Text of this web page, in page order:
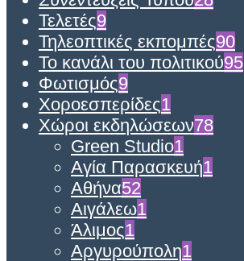
Τελετές9
Τηλεοπτικές εκπομπές90
Το κανάλι του πολιτικού95
Φωτισμός9
Χοροεσπερίδες1
Χώροι εκδηλώσεων78
Green Studio1
Αγία Παρασκευή1
Αθήνα52
Αιγάλεω1
Άλιμος1
Αργυρούπολη1